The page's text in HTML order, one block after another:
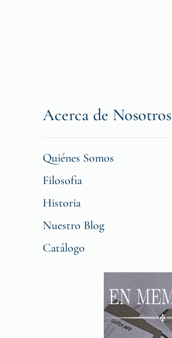
Acerca de Nosotros
Quiénes Somos
Filosofia
Historia
Nuestro Blog
Catálogo